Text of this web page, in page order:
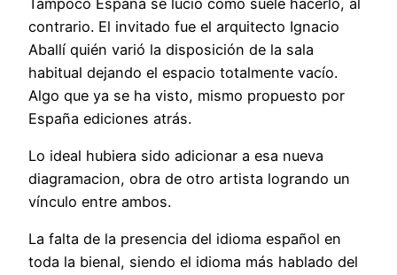
contrario. El invitado fue el arquitecto Ignacio
Aballí quién varió la disposición de la sala
habitual dejando el espacio totalmente vacío.
Algo que ya se ha visto, mismo propuesto por
España ediciones atrás.
Lo ideal hubiera sido adicionar a esa nueva
diagramacion, obra de otro artista logrando un
vínculo entre ambos.
La falta de la presencia del idioma español en
toda la bienal, siendo el idioma más hablado del